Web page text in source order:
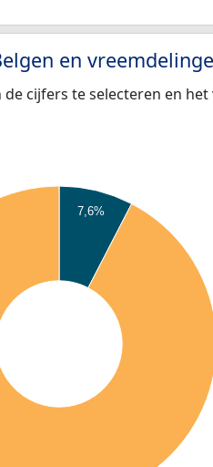
en
cijfers te selecteren en
7,6%